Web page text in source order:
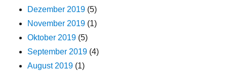
Dezember 2019 (5)
November 2019 (1)
Oktober 2019 (5)
September 2019 (4)
August 2019 (1)